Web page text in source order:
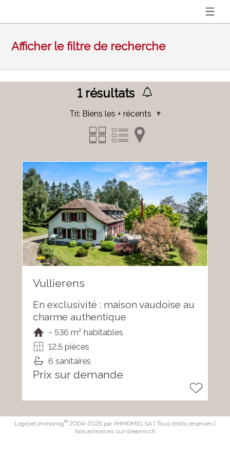
Afficher le filtre de recherche
1résultats
Tri: Biens les + récents
Vullierens
En exclusivité : maison vaudoise au
charme authentique
~ 536 m² habitables
12.5 pièces
6 sanitaires
Prix sur demande
Logiciel Immomig® 2004-2026 par IMMOMIG SA | Tous droits réservés |
Nos annonces sur dreamo.ch